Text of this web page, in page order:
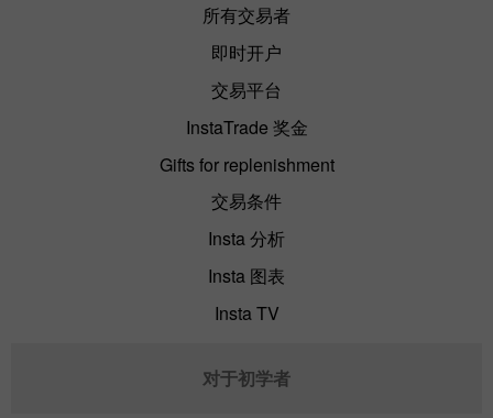
所有交易者
即时开户
交易平台
InstaTrade 奖金
Gifts for replenishment
交易条件
Insta 分析
Insta 图表
Insta TV
对于初学者